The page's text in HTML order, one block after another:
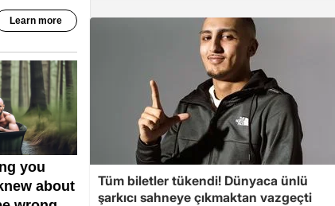
Tüm biletler tükendi! Dünyaca ünlü
şarkıcı sahneye çıkmaktan vazgeçti